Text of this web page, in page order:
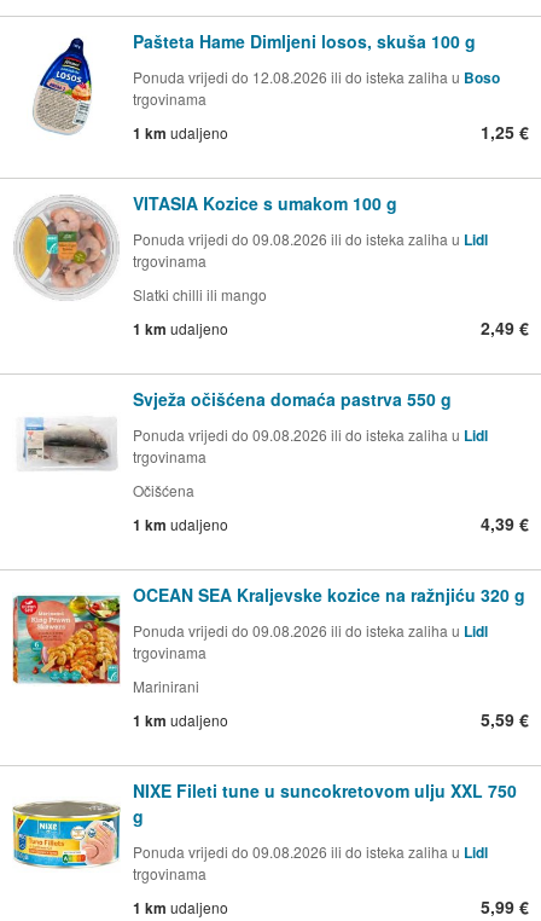
Pašteta Hame Dimljeni losos, skuša 100 g
Ponuda vrijedi do 12.08.2026 ili do isteka zaliha u Boso
trgovinama
1 km udaljeno 1,25 €
VITASIA Kozice s umakom 100 g
Ponuda vrijedi do 09.08.2026 ili do isteka zaliha u Lidl
trgovinama
Slatki chilli ili mango
1 km udaljeno 2,49 €
Svježa očišćena domaća pastrva 550 g
Ponuda vrijedi do 09.08.2026 ili do isteka zaliha u Lidl
trgovinama
Očišćena
1 km udaljeno 4,39 €
OCEAN SEA Kraljevske kozice na ražnjiću 320 g
Ponuda vrijedi do 09.08.2026 ili do isteka zaliha u Lidl
trgovinama
Marinirani
1 km udaljeno 5,59 €
NIXE Fileti tune u suncokretovom ulju XXL 750
g
Ponuda vrijedi do 09.08.2026 ili do isteka zaliha u Lidl
trgovinama
1 km udaljeno 5,99 €